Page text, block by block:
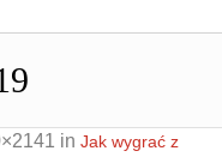
in Jak wygrać z